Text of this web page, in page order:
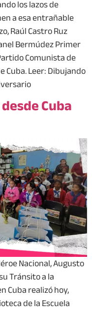
los lazos de
a esa entrañable
Raúl Castro Ruz
Bermúdez Primer
Comunista de
Cuba. Leer: Dibujando
Cuba
Nacional, Augusto
Tránsito a la
Cuba realizó hoy,
de la Escuela